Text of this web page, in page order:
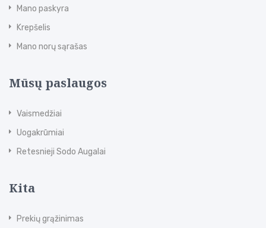
Mano paskyra
Krepšelis
Mano norų sąrašas
Mūsų paslaugos
Vaismedžiai
Uogakrūmiai
Retesnieji Sodo Augalai
Kita
Prekių grąžinimas